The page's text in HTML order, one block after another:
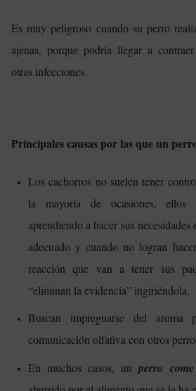
Es muy peligroso cuando su perro
ajenas, porque podría llegar a
otras infecciones.
Principales causas por las que un
Los cachorros no suelen tener
la mayoría de ocasiones, ellos
aprendiendo a hacer sus
adecuado y cuando no logran
reacción que van a tener sus
“eliminan la evidencia” ingiriéndola.
Buscan impregnarse del aroma
comunicación olfativa con otros
En muchos casos, unperro